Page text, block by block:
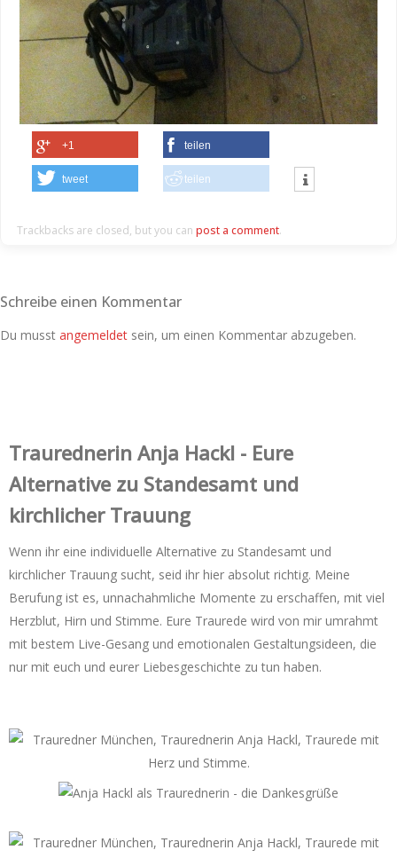
+1 teilen
tweet teilen
Trackbacks are closed, but you can post a comment.
Schreibe einen Kommentar
Du musst angemeldet sein, um einen Kommentar abzugeben.
Trauredner‌in Anja Hackl - Eure
Alternative zu Standesamt und
kirchlicher Trauung
Wenn ihr eine individuelle Alternative zu Standesamt und
kirchlicher Trauung sucht, seid ihr hier absolut richtig. Meine
Berufung ist es, unnachahmliche Momente zu erschaffen, mit viel
Herzblut, Hirn und Stimme. Eure Traurede wird von mir umrahmt
mit bestem Live-Gesang und emotionalen Gestaltungsideen, die
nur mit euch und eurer Liebesgeschichte zu tun haben.